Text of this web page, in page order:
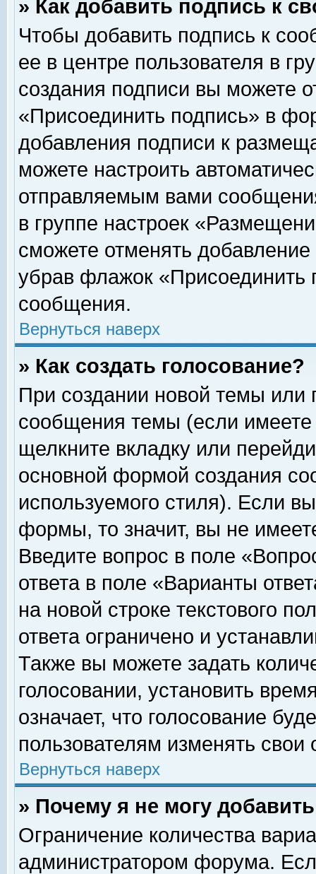
» Как добавить подпись к
Чтобы добавить подпись к
ее в центре пользователя в
создания подписи вы можете
«Присоединить подпись» в
добавления подписи к
можете настроить
отправляемым вами
в группе настроек
сможете отменять
убрав флажок «Присоединить
сообщения.
Вернуться наверх
» Как создать голосование?
При создании новой темы или
сообщения темы (если
щелкните вкладку или
основной формой создания
используемого стиля). Если
формы, то значит, вы не
Введите вопрос в поле
ответа в поле «Варианты
на новой строке текстового
ответа ограничено и
Также вы можете задать
голосовании, установить
означает, что голосование
пользователям изменять свои
Вернуться наверх
» Почему я не могу
Ограничение количества
администратором форума.